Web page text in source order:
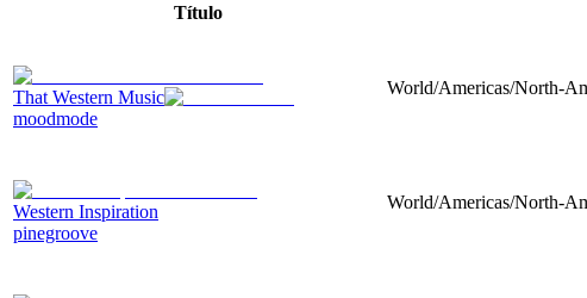
Título
That Western Music
moodmode
World/Americas/North-
Western Inspiration
pinegroove
World/Americas/North-